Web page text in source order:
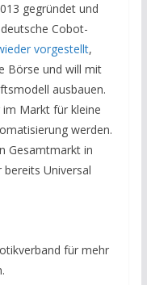
gegründet und
Cobot-
vorgestellt,
Börse und will mit
ausbauen.
Markt für kleine
werden.
Gesamtmarkt in
Universal
für mehr